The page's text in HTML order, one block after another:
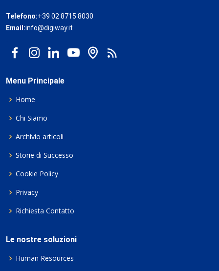
Telefono:+39 02 8715 8030
Email:info@digiway.it
Menu Principale
Home
Chi Siamo
Archivio articoli
Storie di Successo
Cookie Policy
Privacy
Richiesta Contatto
Le nostre soluzioni
Human Resources